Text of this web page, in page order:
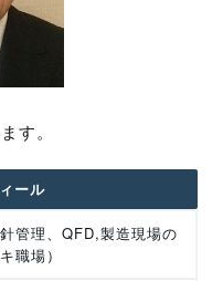
す。
ール
管理、QFD,製造現場の
職場）